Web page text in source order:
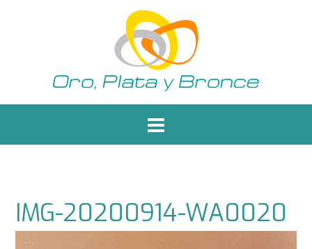
IMG-20200914-WA0020